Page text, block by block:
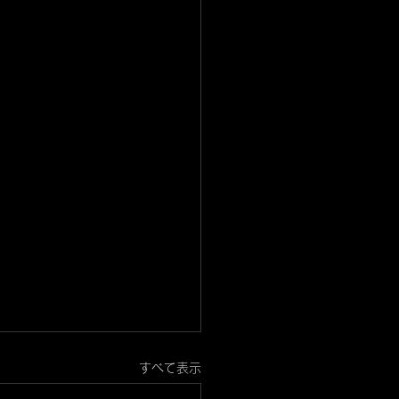
すべて表示